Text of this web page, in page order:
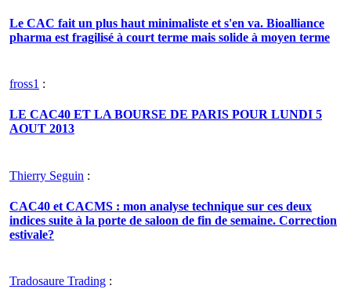
Le CAC fait un plus haut minimaliste et s'en va. Bioalliance
pharma est fragilisé à court terme mais solide à moyen terme
fross1 :
LE CAC40 ET LA BOURSE DE PARIS POUR LUNDI 5
AOUT 2013
Thierry Seguin :
CAC40 et CACMS : mon analyse technique sur ces deux
indices suite à la porte de saloon de fin de semaine. Correction
estivale?
Tradosaure Trading :